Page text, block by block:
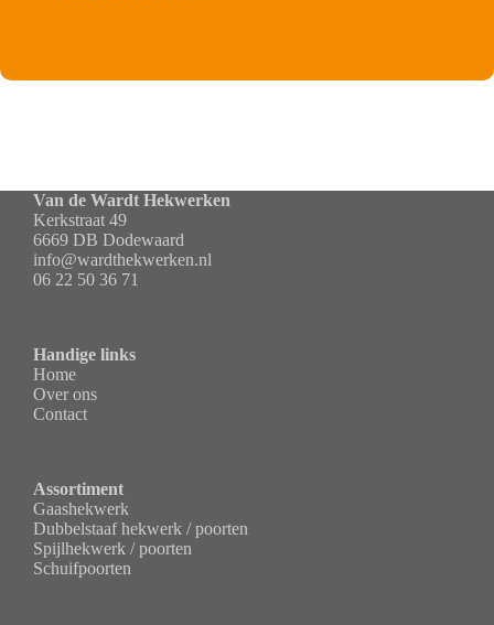
Van de Wardt Hekwerken
Kerkstraat 49
6669 DB Dodewaard
info@wardthekwerken.nl
06 22 50 36 71
Handige links
Home
Over ons
Contact
Assortiment
Gaashekwerk
Dubbelstaaf hekwerk / poorten
Spijlhekwerk / poorten
Schuifpoorten